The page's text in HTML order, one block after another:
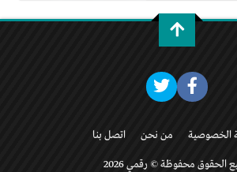
الخصوصية من نحن اتصل بنا
الحقوق محفوظة © رقمي 2026